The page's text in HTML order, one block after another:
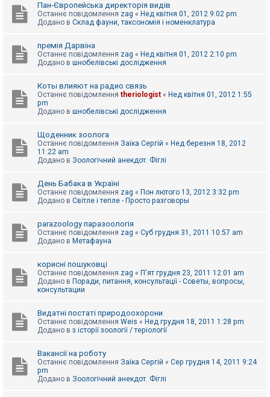
Пан-Європейська директорія видів
Останнє повідомлення zag « Нед квітня 01, 2012 9:02 pm
Додано в Склад фауни, таксономія і номенклатура
премія Дарвіна
Останнє повідомлення zag « Нед квітня 01, 2012 2:10 pm
Додано в шнобелівські дослідження
Коты влияют на радио связь
Останнє повідомлення theriologist « Нед квітня 01, 2012 1:55
pm
Додано в шнобелівські дослідження
Щоденник зоолога
Останнє повідомлення Заїка Сергій « Нед березня 18, 2012
11:22 am
Додано в Зоологічний анекдот. Фіглі
День Бабака в Україні
Останнє повідомлення zag « Пон лютого 13, 2012 3:32 pm
Додано в Світле і тепле - Просто разговоры
parazoology паразоологія
Останнє повідомлення zag « Суб грудня 31, 2011 10:57 am
Додано в Метафауна
корисні пошуковці
Останнє повідомлення zag « П'ят грудня 23, 2011 12:01 am
Додано в Поради, питання, консультації - Советы, вопросы,
консультации
Видатні постаті природоохорони
Останнє повідомлення Weis « Нед грудня 18, 2011 1:28 pm
Додано в з історії зоології / теріології
Вакансії на роботу
Останнє повідомлення Заїка Сергій « Сер грудня 14, 2011 9:24
pm
Додано в Зоологічний анекдот. Фіглі